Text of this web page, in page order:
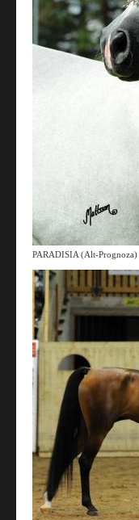
PARADISIA (Alt-Prognoza)